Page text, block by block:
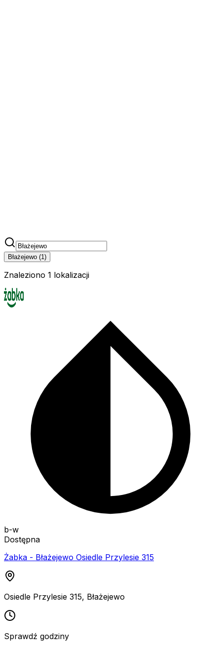
Błażejewo (1)
Znaleziono 1 lokalizacji
b-w
Dostępna
Żabka - Błażejewo Osiedle Przylesie 315
Osiedle Przylesie 315, Błażejewo
Sprawdź godziny